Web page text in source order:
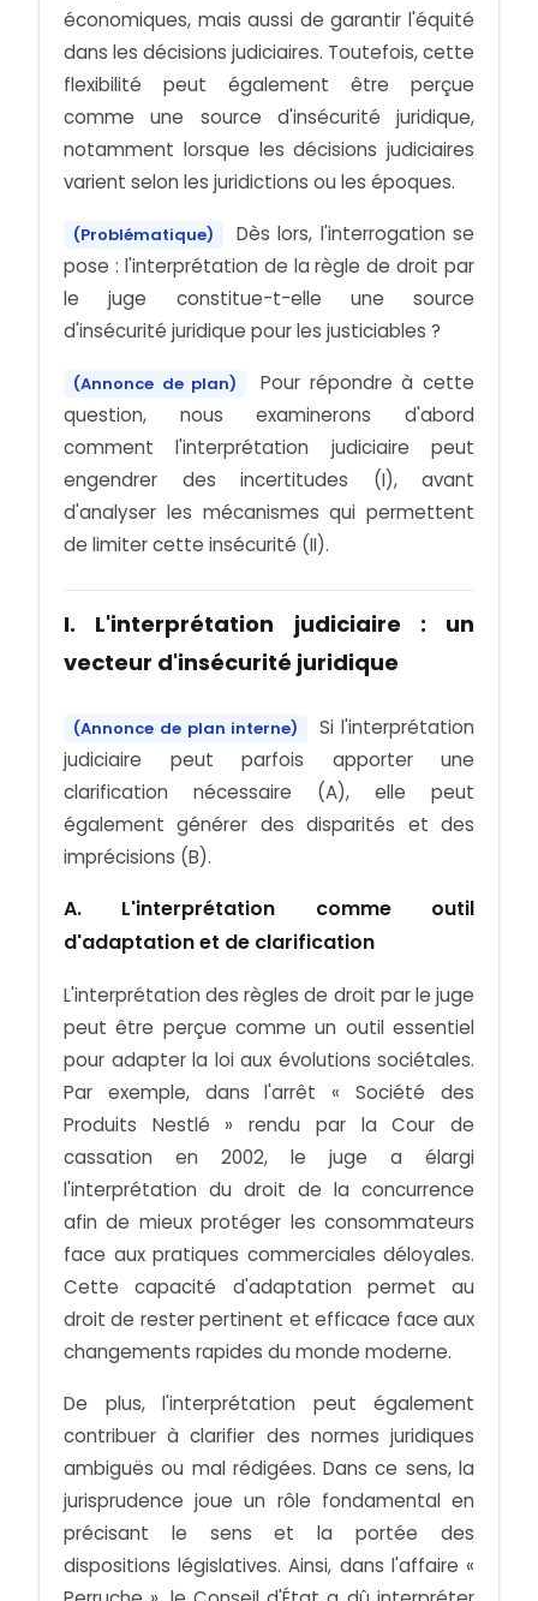
économiques, mais aussi de garantir l'équité
dans les décisions judiciaires. Toutefois, cette
flexibilité peut également être perçue
comme une source d'insécurité juridique,
notamment lorsque les décisions judiciaires
varient selon les juridictions ou les époques.
(Problématique)
Dès lors, l'interrogation se
pose : l'interprétation de la règle de droit par
le juge constitue-t-elle une source
d'insécurité juridique pour les justiciables ?
(Annonce de plan)
Pour répondre à cette
question, nous examinerons d'abord
comment l'interprétation judiciaire peut
engendrer des incertitudes (I), avant
d'analyser les mécanismes qui permettent
de limiter cette insécurité (II).
I. L'interprétation judiciaire : un
vecteur d'insécurité juridique
(Annonce de plan interne)
Si l'interprétation
judiciaire peut parfois apporter une
clarification nécessaire (A), elle peut
également générer des disparités et des
imprécisions (B).
A. L'interprétation comme outil
d'adaptation et de clarification
L'interprétation des règles de droit par le juge
peut être perçue comme un outil essentiel
pour adapter la loi aux évolutions sociétales.
Par exemple, dans l'arrêt « Société des
Produits Nestlé » rendu par la Cour de
cassation en 2002, le juge a élargi
l'interprétation du droit de la concurrence
afin de mieux protéger les consommateurs
face aux pratiques commerciales déloyales.
Cette capacité d'adaptation permet au
droit de rester pertinent et efficace face aux
changements rapides du monde moderne.
De plus, l'interprétation peut également
contribuer à clarifier des normes juridiques
ambiguës ou mal rédigées. Dans ce sens, la
jurisprudence joue un rôle fondamental en
précisant le sens et la portée des
dispositions législatives. Ainsi, dans l'affaire «